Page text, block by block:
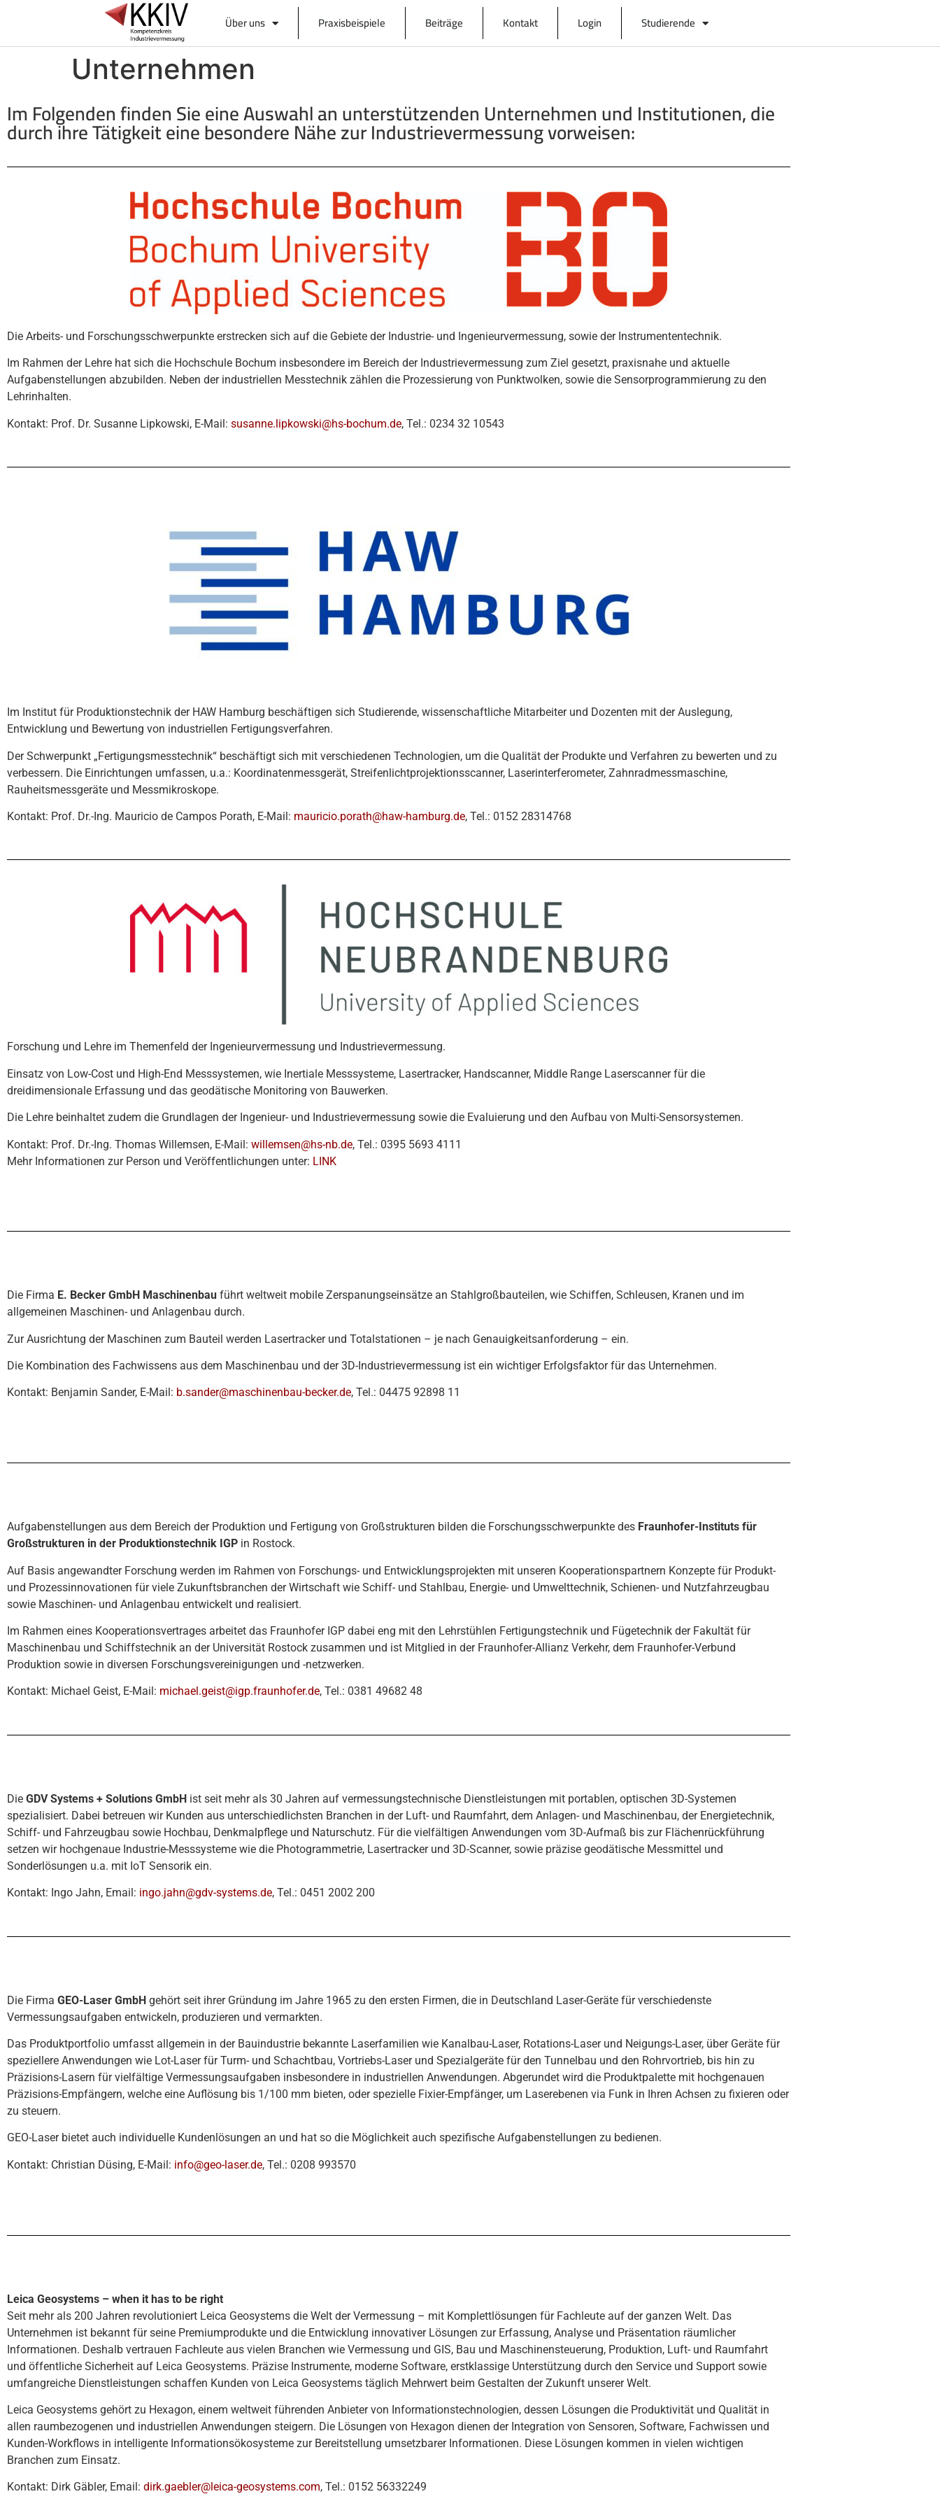
Über uns Praxisbeispiele Beiträge Kontakt Login Studierende
Unternehmen
Im Folgenden finden Sie eine Auswahl an unterstützenden Unternehmen und Institutionen, die
durch ihre Tätigkeit eine besondere Nähe zur Industrievermessung vorweisen:
Die Arbeits- und Forschungsschwerpunkte erstrecken sich auf die Gebiete der Industrie- und Ingenieurvermessung, sowie der Instrumententechnik.
Im Rahmen der Lehre hat sich die Hochschule Bochum insbesondere im Bereich der Industrievermessung zum Ziel gesetzt, praxisnahe und aktuelle
Aufgabenstellungen abzubilden. Neben der industriellen Messtechnik zählen die Prozessierung von Punktwolken, sowie die Sensorprogrammierung zu den
Lehrinhalten.
Kontakt: Prof. Dr. Susanne Lipkowski, E-Mail: susanne.lipkowski@hs-bochum.de, Tel.: 0234 32 10543
Im Institut für Produktionstechnik der HAW Hamburg beschäftigen sich Studierende, wissenschaftliche Mitarbeiter und Dozenten mit der Auslegung,
Entwicklung und Bewertung von industriellen Fertigungsverfahren.
Der Schwerpunkt „Fertigungsmesstechnik“ beschäftigt sich mit verschiedenen Technologien, um die Qualität der Produkte und Verfahren zu bewerten und zu
verbessern. Die Einrichtungen umfassen, u.a.: Koordinatenmessgerät, Streifenlichtprojektionsscanner, Laserinterferometer, Zahnradmessmaschine,
Rauheitsmessgeräte und Messmikroskope.
Kontakt: Prof. Dr.-Ing. Mauricio de Campos Porath, E-Mail: mauricio.porath@haw-hamburg.de, Tel.: 0152 28314768
Forschung und Lehre im Themenfeld der Ingenieurvermessung und Industrievermessung.
Einsatz von Low-Cost und High-End Messsystemen, wie Inertiale Messsysteme, Lasertracker, Handscanner, Middle Range Laserscanner für die
dreidimensionale Erfassung und das geodätische Monitoring von Bauwerken.
Die Lehre beinhaltet zudem die Grundlagen der Ingenieur- und Industrievermessung sowie die Evaluierung und den Aufbau von Multi-Sensorsystemen.
Kontakt: Prof. Dr.-Ing. Thomas Willemsen, E-Mail: willemsen@hs-nb.de, Tel.: 0395 5693 4111
Mehr Informationen zur Person und Veröffentlichungen unter: LINK
Die Firma E. Becker GmbH Maschinenbau führt weltweit mobile Zerspanungseinsätze an Stahlgroßbauteilen, wie Schiffen, Schleusen, Kranen und im
allgemeinen Maschinen- und Anlagenbau durch.
Zur Ausrichtung der Maschinen zum Bauteil werden Lasertracker und Totalstationen – je nach Genauigkeitsanforderung – ein.
Die Kombination des Fachwissens aus dem Maschinenbau und der 3D-Industrievermessung ist ein wichtiger Erfolgsfaktor für das Unternehmen.
Kontakt: Benjamin Sander, E-Mail: b.sander@maschinenbau-becker.de, Tel.: 04475 92898 11
Aufgabenstellungen aus dem Bereich der Produktion und Fertigung von Großstrukturen bilden die Forschungsschwerpunkte des Fraunhofer-Instituts für
Großstrukturen in der Produktionstechnik IGP in Rostock.
Auf Basis angewandter Forschung werden im Rahmen von Forschungs- und Entwicklungsprojekten mit unseren Kooperationspartnern Konzepte für Produkt-
und Prozessinnovationen für viele Zukunftsbranchen der Wirtschaft wie Schiff- und Stahlbau, Energie- und Umwelttechnik, Schienen- und Nutzfahrzeugbau
sowie Maschinen- und Anlagenbau entwickelt und realisiert.
Im Rahmen eines Kooperationsvertrages arbeitet das Fraunhofer IGP dabei eng mit den Lehrstühlen Fertigungstechnik und Fügetechnik der Fakultät für
Maschinenbau und Schiffstechnik an der Universität Rostock zusammen und ist Mitglied in der Fraunhofer-Allianz Verkehr, dem Fraunhofer-Verbund
Produktion sowie in diversen Forschungsvereinigungen und -netzwerken.
Kontakt: Michael Geist, E-Mail: michael.geist@igp.fraunhofer.de, Tel.: 0381 49682 48
Die GDV Systems + Solutions GmbH ist seit mehr als 30 Jahren auf vermessungstechnische Dienstleistungen mit portablen, optischen 3D-Systemen
spezialisiert. Dabei betreuen wir Kunden aus unterschiedlichsten Branchen in der Luft- und Raumfahrt, dem Anlagen- und Maschinenbau, der Energietechnik,
Schiff- und Fahrzeugbau sowie Hochbau, Denkmalpflege und Naturschutz. Für die vielfältigen Anwendungen vom 3D-Aufmaß bis zur Flächenrückführung
setzen wir hochgenaue Industrie-Messsysteme wie die Photogrammetrie, Lasertracker und 3D-Scanner, sowie präzise geodätische Messmittel und
Sonderlösungen u.a. mit IoT Sensorik ein.
Kontakt: Ingo Jahn, Email: ingo.jahn@gdv-systems.de, Tel.: 0451 2002 200
Die Firma GEO-Laser GmbH gehört seit ihrer Gründung im Jahre 1965 zu den ersten Firmen, die in Deutschland Laser-Geräte für verschiedenste
Vermessungsaufgaben entwickeln, produzieren und vermarkten.
Das Produktportfolio umfasst allgemein in der Bauindustrie bekannte Laserfamilien wie Kanalbau-Laser, Rotations-Laser und Neigungs-Laser, über Geräte für
speziellere Anwendungen wie Lot-Laser für Turm- und Schachtbau, Vortriebs-Laser und Spezialgeräte für den Tunnelbau und den Rohrvortrieb, bis hin zu
Präzisions-Lasern für vielfältige Vermessungsaufgaben insbesondere in industriellen Anwendungen. Abgerundet wird die Produktpalette mit hochgenauen
Präzisions-Empfängern, welche eine Auflösung bis 1/100 mm bieten, oder spezielle Fixier-Empfänger, um Laserebenen via Funk in Ihren Achsen zu fixieren oder
zu steuern.
GEO-Laser bietet auch individuelle Kundenlösungen an und hat so die Möglichkeit auch spezifische Aufgabenstellungen zu bedienen.
Kontakt: Christian Düsing, E-Mail: info@geo-laser.de, Tel.: 0208 993570
Leica Geosystems – when it has to be right
Seit mehr als 200 Jahren revolutioniert Leica Geosystems die Welt der Vermessung – mit Komplettlösungen für Fachleute auf der ganzen Welt. Das
Unternehmen ist bekannt für seine Premiumprodukte und die Entwicklung innovativer Lösungen zur Erfassung, Analyse und Präsentation räumlicher
Informationen. Deshalb vertrauen Fachleute aus vielen Branchen wie Vermessung und GIS, Bau und Maschinensteuerung, Produktion, Luft- und Raumfahrt
und öffentliche Sicherheit auf Leica Geosystems. Präzise Instrumente, moderne Software, erstklassige Unterstützung durch den Service und Support sowie
umfangreiche Dienstleistungen schaffen Kunden von Leica Geosystems täglich Mehrwert beim Gestalten der Zukunft unserer Welt.
Leica Geosystems gehört zu Hexagon, einem weltweit führenden Anbieter von Informationstechnologien, dessen Lösungen die Produktivität und Qualität in
allen raumbezogenen und industriellen Anwendungen steigern. Die Lösungen von Hexagon dienen der Integration von Sensoren, Software, Fachwissen und
Kunden-Workflows in intelligente Informationsökosysteme zur Bereitstellung umsetzbarer Informationen. Diese Lösungen kommen in vielen wichtigen
Branchen zum Einsatz.
Kontakt: Dirk Gäbler, Email: dirk.gaebler@leica-geosystems.com, Tel.: 0152 56332249